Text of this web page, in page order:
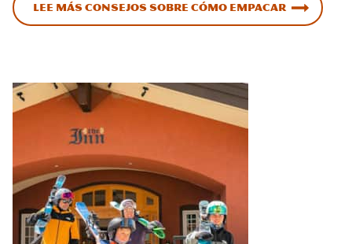
Lee más consejos sobre cómo empacar